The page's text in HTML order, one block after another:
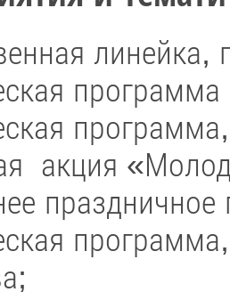
акция
праздничное